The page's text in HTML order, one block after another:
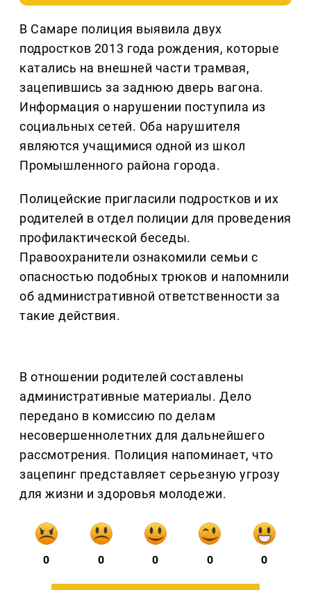
В Самаре полиция выявила двух
подростков 2013 года рождения, которые
катались на внешней части трамвая,
зацепившись за заднюю дверь вагона.
Информация о нарушении поступила из
социальных сетей. Оба нарушителя
являются учащимися одной из школ
Промышленного района города.
Полицейские пригласили подростков и их
родителей в отдел полиции для проведения
профилактической беседы.
Правоохранители ознакомили семьи с
опасностью подобных трюков и напомнили
об административной ответственности за
такие действия.
В отношении родителей составлены
административные материалы. Дело
передано в комиссию по делам
несовершеннолетних для дальнейшего
рассмотрения. Полиция напоминает, что
зацепинг представляет серьезную угрозу
для жизни и здоровья молодежи.
0 0 0 0 0